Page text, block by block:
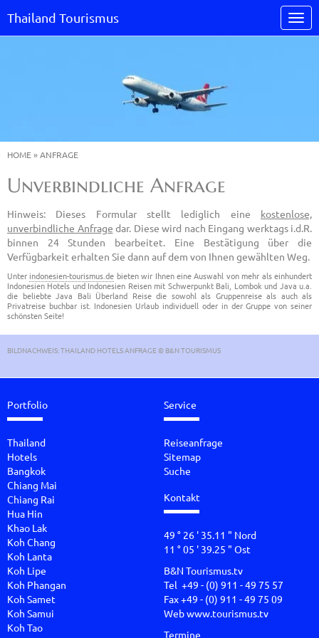
Thailand Tourismus
HOME»ANFRAGE
Unverbindliche Anfrage
Hinweis: Dieses Formular stellt lediglich eine kostenlose,
unverbindliche Anfrage dar. Diese wird nach Eingang werktags i.d.R.
binnen 24 Stunden bearbeitet. Eine Bestätigung über die
Verfügbarkeit erhalten Sie dann auf dem von Ihnen gewählten Weg.
Unter indonesien-tourismus.de bieten wir Ihnen eine Auswahl von mehr als einhundert
Indonesien Hotels und Indonesien Reisen mit Schwerpunkt Bali, Lombok und Java u.a.
die beliebte Java Bali Überland Reise die sowohl als Gruppenreise als auch als
Privatreise buchbar ist. Indonesien Urlaub individuell oder in der Gruppe von seiner
schönsten Seite!
BILDNACHWEIS: THAILAND HOTELS ANFRAGE © B&N TOURISMUS
Portfolio
Thailand
Hotels
Bangkok
Chiang Mai
Chiang Rai
Hua Hin
Khao Lak
Koh Chang
Koh Lanta
Koh Lipe
Koh Phangan
Koh Samet
Koh Samui
Koh Tao
Service
Reiseanfrage
Sitemap
Suche
Kontakt
49 ° 26 ' 35.11 " Nord
11 ° 05 ' 39.25 " Ost
B&N Tourismus.tv
Tel +49 - (0) 911 - 49 75 57
Fax +49 - (0) 911 - 49 75 09
Webwww.tourismus.tv
Termine